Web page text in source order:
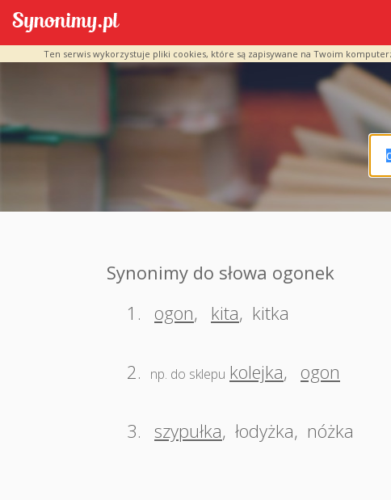
Ten serwis wykorzystuje pliki cookies, które są zapisywane na Twoim
Synonimy do słowa ogonek
1.
ogon, kita, kitka
2. np. do sklepu kolejka, ogon
3. szypułka, łodyżka, nóżka